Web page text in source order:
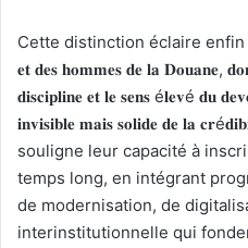
Cette distinction éclaire enfin 𝐥𝐞
𝐞𝐭 𝐝𝐞𝐬 𝐡𝐨𝐦𝐦𝐞𝐬 𝐝𝐞 𝐥𝐚 𝐃𝐨𝐮𝐚𝐧𝐞,
𝐝𝐢𝐬𝐜𝐢𝐩𝐥𝐢𝐧𝐞 𝐞𝐭 𝐥𝐞 𝐬𝐞𝐧𝐬 é𝐥𝐞𝐯é 𝐝𝐮
𝐢𝐧𝐯𝐢𝐬𝐢𝐛𝐥𝐞 𝐦𝐚𝐢𝐬 𝐬𝐨𝐥𝐢𝐝𝐞 𝐝𝐞 𝐥𝐚
souligne leur capacité à
temps long, en intégrant
de modernisation, de
interinstitutionnelle qui